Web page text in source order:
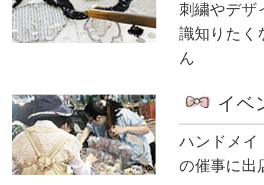
刺繍やデザ
識知りたく
ん
イベ
ハンドメイ
の催事に出